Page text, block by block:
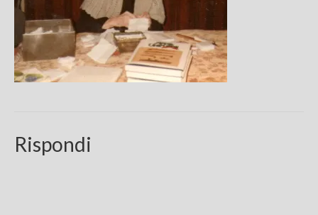
Rispondi